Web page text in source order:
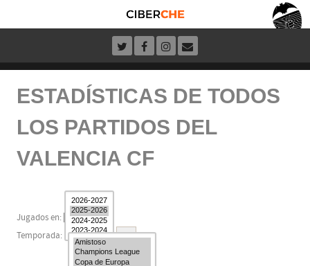
ESTADÍSTICAS DE TODOS
LOS PARTIDOS DEL
VALENCIA CF
Temporada:
Jugados en: